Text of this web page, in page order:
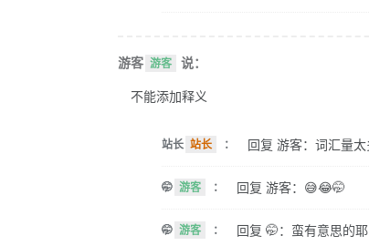
游客 游客 说：
不能添加释义
站长 站长 ： 回复 游客：词汇量
🤭 游客 ： 回复 游客：😅😂🤭
🤭 游客 ： 回复 🤭：蛮有意思的耶